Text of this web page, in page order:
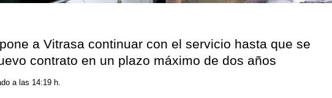
a Vitrasa continuar con el servicio hasta que se
contrato en un plazo máximo de dos años
a las 14:19 h.